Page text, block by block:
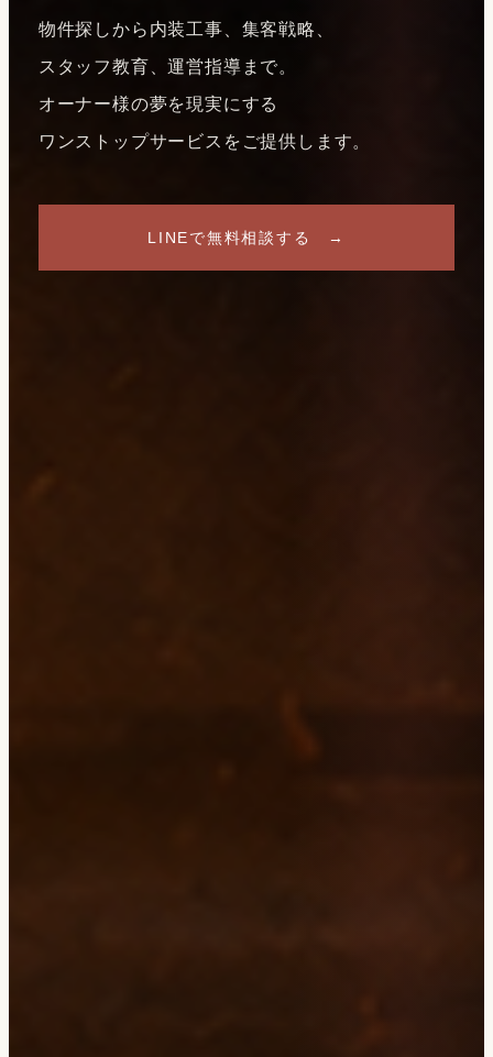
物件探しから内装工事、集客戦略、
スタッフ教育、運営指導まで。
オーナー様の夢を現実にする
ワンストップサービスをご提供します。
LINEで無料相談する →